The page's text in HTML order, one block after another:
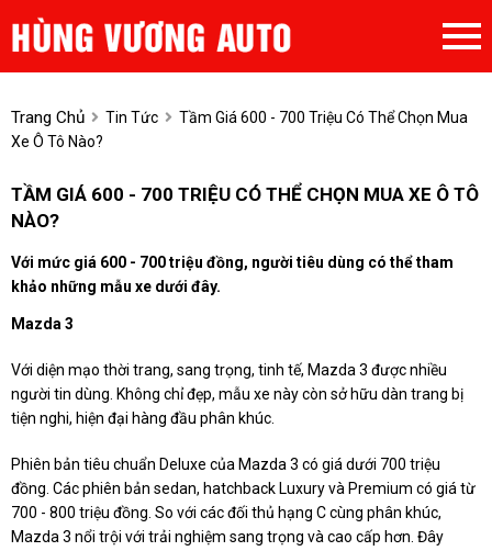
Trang Chủ Tin Tức
Tầm Giá 600 - 700 Triệu Có Thể Chọn Mua
Xe Ô Tô Nào?
TẦM GIÁ 600 - 700 TRIỆU CÓ THỂ CHỌN MUA XE Ô TÔ
NÀO?
Với mức giá 600 - 700 triệu đồng, người tiêu dùng có thể tham
khảo những mẫu xe dưới đây.
Mazda 3
Với diện mạo thời trang, sang trọng, tinh tế, Mazda 3 được nhiều
người tin dùng. Không chỉ đẹp, mẫu xe này còn sở hữu dàn trang bị
tiện nghi, hiện đại hàng đầu phân khúc.
Phiên bản tiêu chuẩn Deluxe của Mazda 3 có giá dưới 700 triệu
đồng. Các phiên bản sedan, hatchback Luxury và Premium có giá từ
700 - 800 triệu đồng. So với các đối thủ hạng C cùng phân khúc,
Mazda 3 nổi trội với trải nghiệm sang trọng và cao cấp hơn. Đây